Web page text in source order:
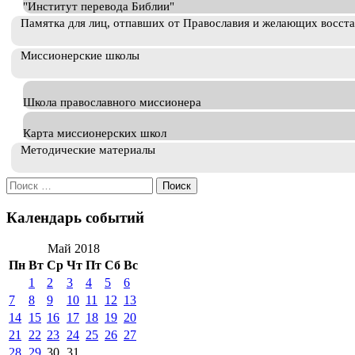
"Институт перевода Библии"
Памятка для лиц, отпавших от Православия и желающих
Миссионерские школы
Школа православного миссионера
Карта миссионерских школ
Методические материалы
Искать:
Календарь событий
Май 2018
Пн Вт Ср Чт Пт Сб Вс
1 2 3 4 5
6
7
8 9 10 11 12 13
14 15 16 17 18 19 20
21
22 23 24 25 26 27
28 29 30 31